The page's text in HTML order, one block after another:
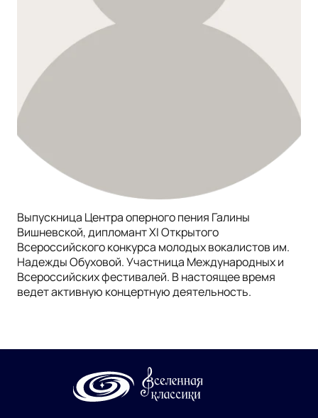
Выпускница Центра оперного пения Галины
Вишневской, дипломант XI Открытого
Всероссийского конкурса молодых вокалистов им.
Надежды Обуховой. Участница Международных и
Всероссийских фестивалей. В настоящее время
ведет активную концертную деятельность.